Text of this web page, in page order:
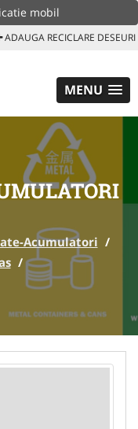
mobil
ADAUGA RECICLARE DESEURI
MENU
Acumulatori /
/